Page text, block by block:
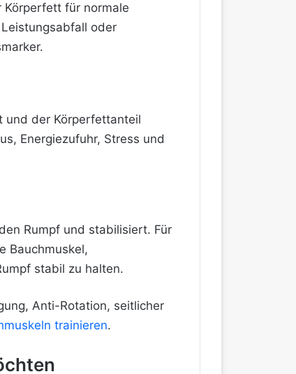
Körperfett für normale
oder
und der Körperfettanteil
Energiezufuhr, Stress und
Rumpf und stabilisiert. Für
Bauchmuskel,
stabil zu halten.
Anti-Rotation, seitlicher
trainieren.